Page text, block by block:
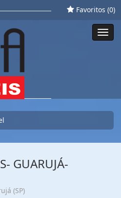
Favoritos (0)
GUARUJÁ-
(SP)